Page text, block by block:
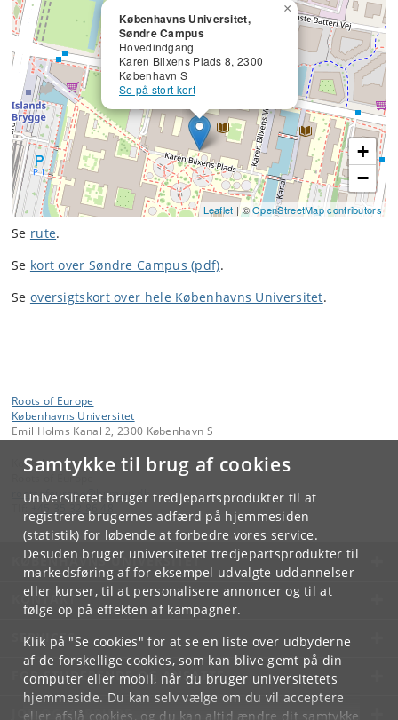
Samtykke til brug af cookies
Universitetet bruger tredjepartsprodukter til at
registrere brugernes adfærd på hjemmesiden
(statistik) for løbende at forbedre vores service.
Desuden bruger universitetet tredjepartsprodukter til
markedsføring af for eksempel udvalgte uddannelser
eller kurser, til at personalisere annoncer og til at
følge op på effekten af kampagner.
Klik på "Se cookies" for at se en liste over udbyderne
af de forskellige cookies, som kan blive gemt på din
computer eller mobil, når du bruger universitetets
hjemmeside. Du kan selv vælge om du vil acceptere
eller afslå cookies, og du kan altid ændre dit samtykke
Københavns Universitet,
Søndre Campus
Hovedindgang
Karen Blixens Plads 8, 2300
København S
Se på stort kort
×
+
−
Leaflet | ©OpenStreetMap contributors
Se rute.
Se kort over Søndre Campus (pdf).
Se oversigtskort over hele Københavns Universitet.
Roots of Europe
Københavns Universitet
Emil Holms Kanal 2, 2300 København S
Kontakt:
Roots of Europe
rootsofeurope@hum.ku.dk
KØBENHAVNS UNIVERSITET
KONTAKT
SERVICES
FOR STUDERENDE OG ANSATTE
JOB OG KARRIERE